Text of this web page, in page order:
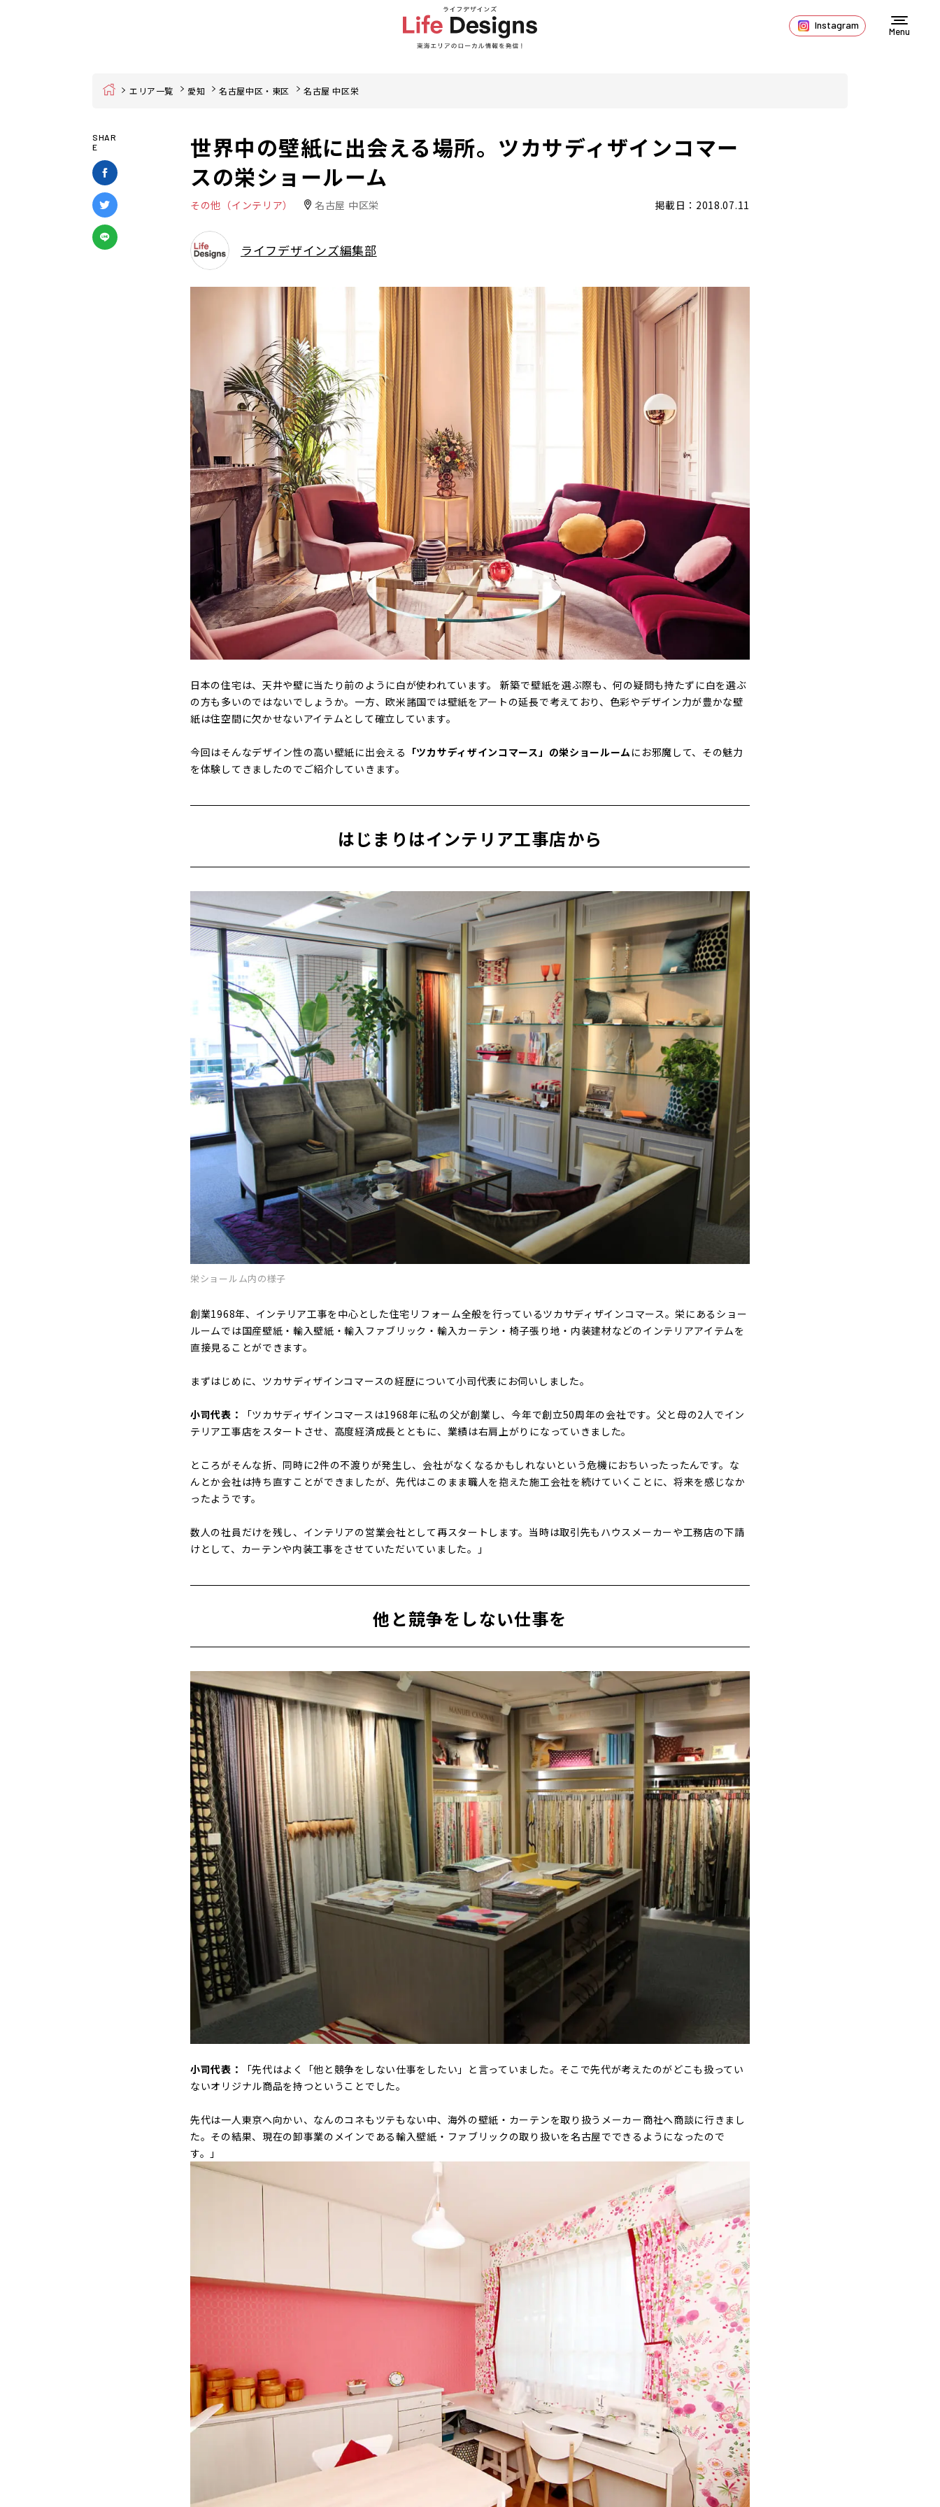
Instagram
Menu
Home エリア一覧 愛知 名古屋中区・東区 名古屋 中区栄
SHAR
E
世界中の壁紙に出会える場所。ツカサディザインコマー
スの栄ショールーム
その他（インテリア） 名古屋 中区栄 掲載日：2018.07.11
ライフデザインズ編集部
日本の住宅は、天井や壁に当たり前のように白が使われています。 新築で壁紙を選ぶ際も、何の疑問も持たずに白を選ぶ
の方も多いのではないでしょうか。一方、欧米諸国では壁紙をアートの延長で考えており、色彩やデザイン力が豊かな壁
紙は住空間に欠かせないアイテムとして確立しています。
今回はそんなデザイン性の高い壁紙に出会える 「ツカサディザインコマース」の栄ショールームにお邪魔して、その魅力
を体験してきましたのでご紹介していきます。
はじまりはインテリア工事店から
栄ショールム内の様子
創業1968年、インテリア工事を中心とした住宅リフォーム全般を行っているツカサディザインコマース。栄にあるショー
ルームでは国産壁紙・輸入壁紙・輸入ファブリック・輸入カーテン・椅子張り地・内装建材などのインテリアアイテムを
直接見ることができます。
まずはじめに、ツカサディザインコマースの経歴について小司代表にお伺いしました。
小司代表：
「ツカサディザインコマースは1968年に私の父が創業し、今年で創立50周年の会社です。父と母の2人でイン
テリア工事店をスタートさせ、高度経済成長とともに、業績は右肩上がりになっていきました。
ところがそんな折、同時に2件の不渡りが発生し、会社がなくなるかもしれないという危機におちいったったんです。な
んとか会社は持ち直すことができましたが、先代はこのまま職人を抱えた施工会社を続けていくことに、将来を感じなか
ったようです。
数人の社員だけを残し、インテリアの営業会社として再スタートします。当時は取引先もハウスメーカーや工務店の下請
けとして、カーテンや内装工事をさせていただいていました。」
他と競争をしない仕事を
小司代表：
「先代はよく「他と競争をしない仕事をしたい」と言っていました。そこで先代が考えたのがどこも扱ってい
ないオリジナル商品を持つということでした。
先代は一人東京へ向かい、なんのコネもツテもない中、海外の壁紙・カーテンを取り扱うメーカー商社へ商談に行きまし
た。その結果、現在の卸事業のメインである輸入壁紙・ファブリックの取り扱いを名古屋でできるようになったので
す。」